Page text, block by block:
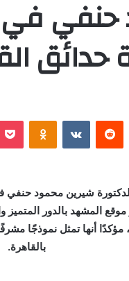
حنفي
بينتيريست ‏Reddit
‏VKontakte
Odnoklassniki
شيرين محمود حنفي
المشهد بالدور المتميز
أنها تمثل نموذجًا
بالقاهرة.